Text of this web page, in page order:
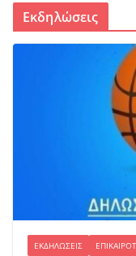
Εκδηλώσεις
ΕΚΔΗΛΏΣΕΙΣ